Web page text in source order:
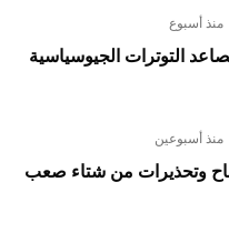
منذ أسبوع
التوترات الجيوسياسية
منذ أسبوعين
وتحذيرات من شتاء صعب